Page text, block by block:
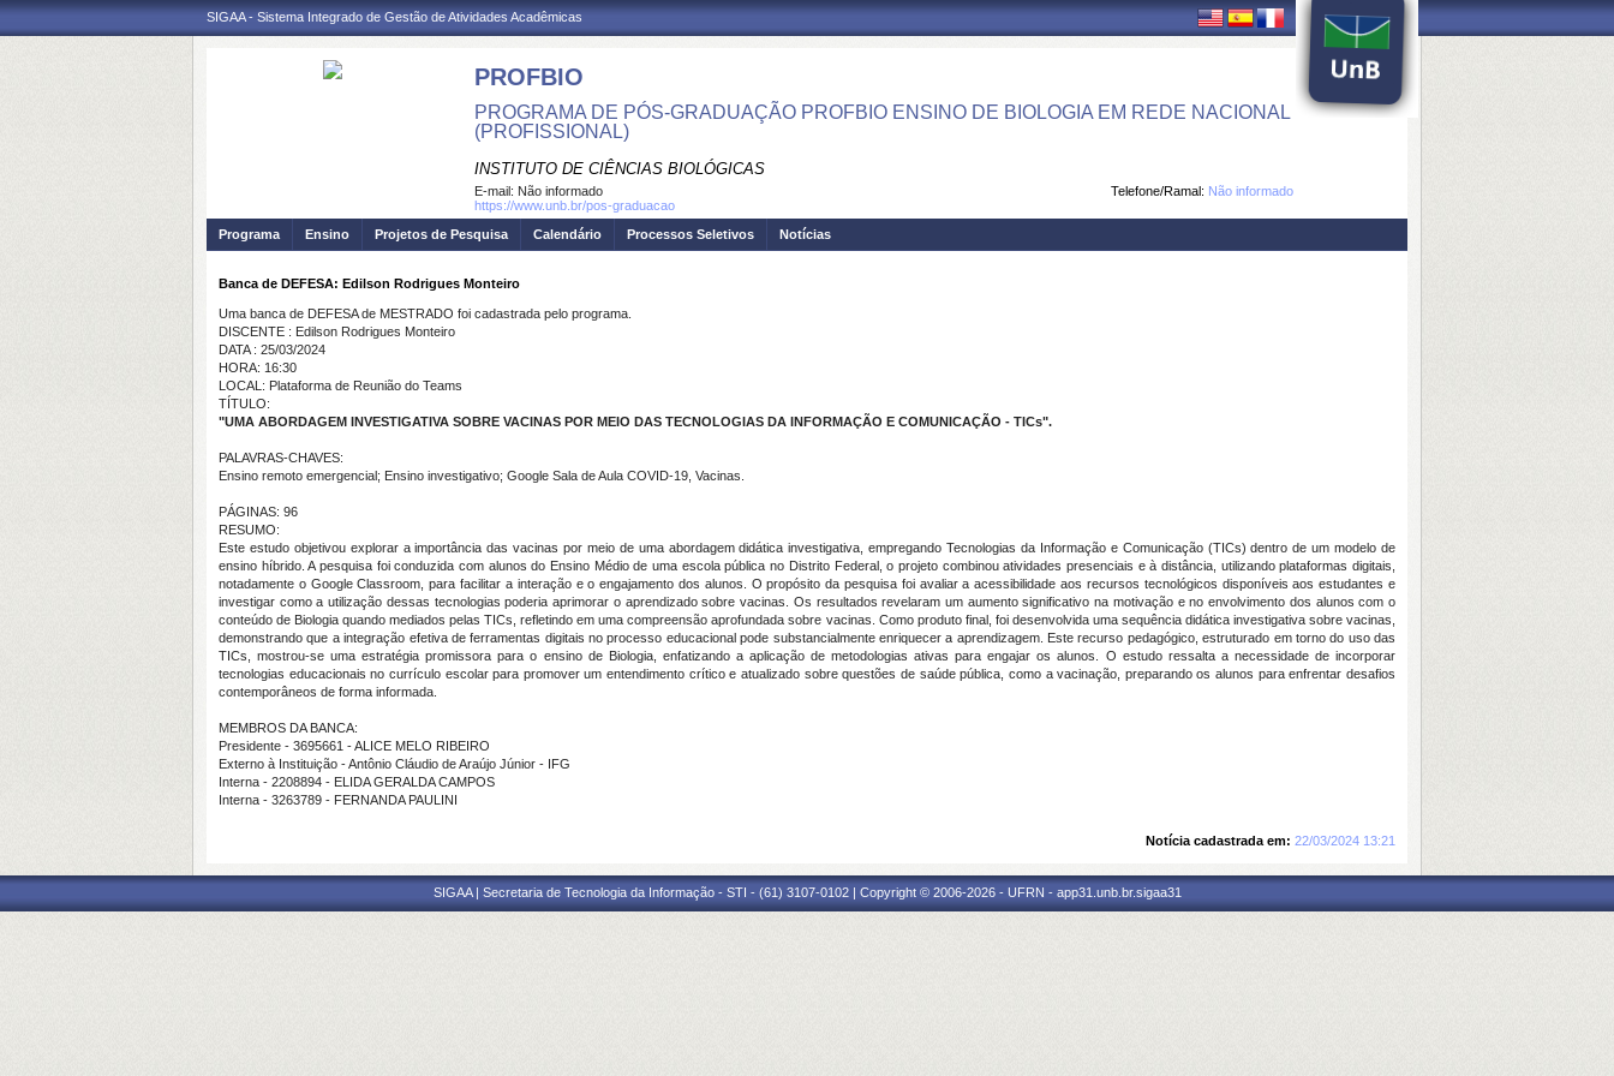
SIGAA - Sistema Integrado de Gestão de Atividades Acadêmicas
PROFBIO
PROGRAMA DE PÓS-GRADUAÇÃO PROFBIO ENSINO DE BIOLOGIA EM REDE NACIONAL
(PROFISSIONAL)
INSTITUTO DE CIÊNCIAS BIOLÓGICAS
Telefone/Ramal: Não informado
E-mail: Não informado
https://www.unb.br/pos-graduacao
Programa
Ensino Projetos de Pesquisa Calendário Processos Seletivos Notícias
Banca de DEFESA: Edilson Rodrigues Monteiro
Uma banca de DEFESA de MESTRADO foi cadastrada pelo programa.
DISCENTE : Edilson Rodrigues Monteiro
DATA : 25/03/2024
HORA: 16:30
LOCAL: Plataforma de Reunião do Teams
TÍTULO:
"UMA ABORDAGEM INVESTIGATIVA SOBRE VACINAS POR MEIO DAS TECNOLOGIAS DA INFORMAÇÃO E COMUNICAÇÃO - TICs".
PALAVRAS-CHAVES:
Ensino remoto emergencial; Ensino investigativo; Google Sala de Aula COVID-19, Vacinas.
PÁGINAS: 96
RESUMO:
Este estudo objetivou explorar a importância das vacinas por meio de uma abordagem didática investigativa, empregando Tecnologias da Informação e Comunicação (TICs) dentro de um modelo de
ensino híbrido. A pesquisa foi conduzida com alunos do Ensino Médio de uma escola pública no Distrito Federal, o projeto combinou atividades presenciais e à distância, utilizando plataformas digitais,
notadamente o Google Classroom, para facilitar a interação e o engajamento dos alunos. O propósito da pesquisa foi avaliar a acessibilidade aos recursos tecnológicos disponíveis aos estudantes e
investigar como a utilização dessas tecnologias poderia aprimorar o aprendizado sobre vacinas. Os resultados revelaram um aumento significativo na motivação e no envolvimento dos alunos com o
conteúdo de Biologia quando mediados pelas TICs, refletindo em uma compreensão aprofundada sobre vacinas. Como produto final, foi desenvolvida uma sequência didática investigativa sobre vacinas,
demonstrando que a integração efetiva de ferramentas digitais no processo educacional pode substancialmente enriquecer a aprendizagem. Este recurso pedagógico, estruturado em torno do uso das
TICs, mostrou-se uma estratégia promissora para o ensino de Biologia, enfatizando a aplicação de metodologias ativas para engajar os alunos. O estudo ressalta a necessidade de incorporar
tecnologias educacionais no currículo escolar para promover um entendimento crítico e atualizado sobre questões de saúde pública, como a vacinação, preparando os alunos para enfrentar desafios
contemporâneos de forma informada.
MEMBROS DA BANCA:
Presidente - 3695661 - ALICE MELO RIBEIRO
Externo à Instituição - Antônio Cláudio de Araújo Júnior - IFG
Interna - 2208894 - ELIDA GERALDA CAMPOS
Interna - 3263789 - FERNANDA PAULINI
Notícia cadastrada em: 22/03/2024 13:21
SIGAA | Secretaria de Tecnologia da Informação - STI - (61) 3107-0102 | Copyright © 2006-2026 - UFRN - app31.unb.br.sigaa31